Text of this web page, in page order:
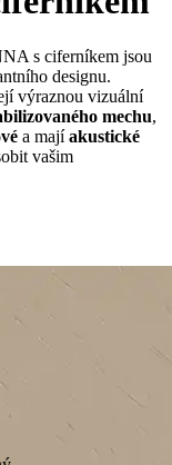
s ciferníkem jsou
designu.
výraznou vizuální
mechu,
a majíakustické
vašim